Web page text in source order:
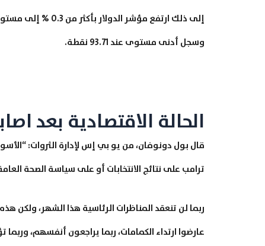
وسجل أدنى مستوى عند 93.71 نقطة.
الحالة الاقتصادية بعد
قال بول دونوفان، من يو بي إس لإدارة الثروات:
ترامب على نتائج الانتخابات أو على سياسة الصحة
ربما لن تنعقد المناظرات الرئاسية هذا الشهر،
عارضوا ارتداء الكمامات، ربما يراجعون أنفسهم،